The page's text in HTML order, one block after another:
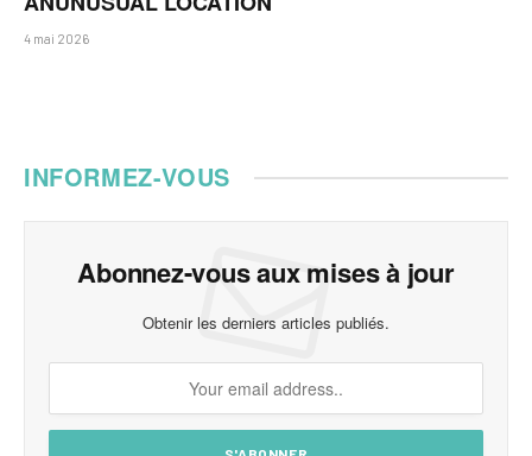
4 mai 2026
INFORMEZ-VOUS
Abonnez-vous aux mises à jour
Obtenir les derniers articles publiés.